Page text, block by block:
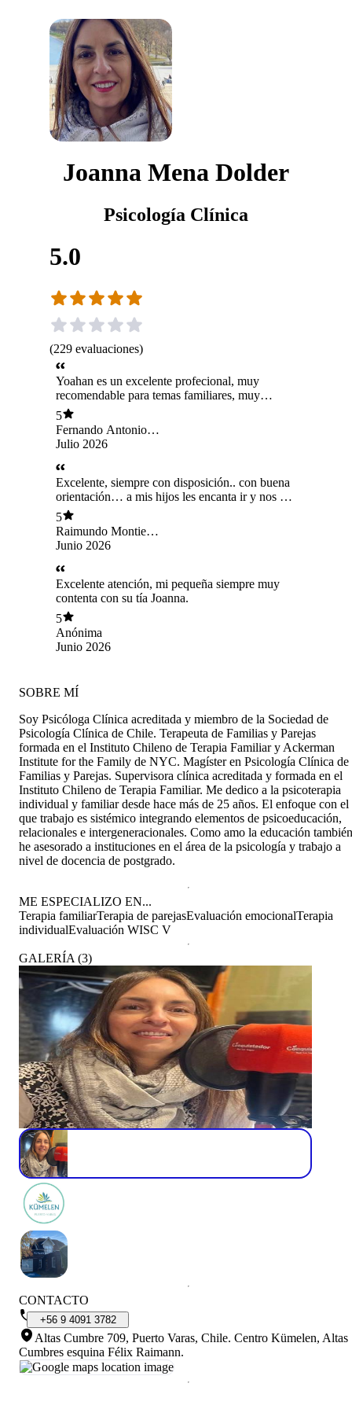
Joanna Mena Dolder
Psicología Clínica
5.0
(229 evaluaciones)
Yoahan es un excelente profecional, muy
recomendable para temas familiares, muy
profecional y muy preocupada.
5
Fernando Antonio
Aguilera Soto
Julio 2026
Excelente, siempre con disposición.. con buena
orientación… a mis hijos les encanta ir y nos ha
ayudado demasiado.
5
Raimundo Montiel
Veloso
Junio 2026
Excelente atención, mi pequeña siempre muy
contenta con su tía Joanna.
5
Anónima
Junio 2026
SOBRE MÍ
Soy Psicóloga Clínica acreditada y miembro de la Sociedad de
Psicología Clínica de Chile. Terapeuta de Familias y Parejas
formada en el Instituto Chileno de Terapia Familiar y Ackerman
Institute for the Family de NYC. Magíster en Psicología Clínica de
Familias y Parejas. Supervisora clínica acreditada y formada en el
Instituto Chileno de Terapia Familiar. Me dedico a la psicoterapia
individual y familiar desde hace más de 25 años. El enfoque con el
que trabajo es sistémico integrando elementos de psicoeducación,
relacionales e intergeneracionales. Como amo la educación también
he asesorado a instituciones en el área de la psicología y trabajo a
nivel de docencia de postgrado.
ME ESPECIALIZO EN...
Terapia familiarTerapia de parejasEvaluación emocionalTerapia
individualEvaluación WISC V
GALERÍA (3)
CONTACTO
+56 9 4091 3782
Altas Cumbre 709, Puerto Varas, Chile. Centro Kümelen, Altas
Cumbres esquina Félix Raimann.